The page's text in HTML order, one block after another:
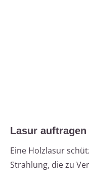
Lasur auftragen
Eine Holzlasur
Strahlung, die zu